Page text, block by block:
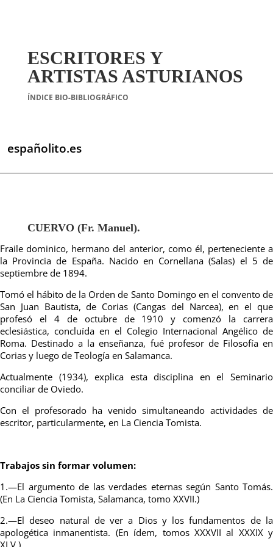
ESCRITORES Y
ARTISTAS ASTURIANOS
ÍNDICE BIO-BIBLIOGRÁFICO
españolito.es
CUERVO (Fr. Manuel).
Fraile dominico, hermano del anterior, como él, perteneciente a
la Provincia de España. Nacido en Cornellana (Salas) el 5 de
septiembre de 1894.
Tomó el hábito de la Orden de Santo Domingo en el convento de
San Juan Bautista, de Corias (Cangas del Narcea), en el que
profesó el 4 de octubre de 1910 y comenzó la carrera
eclesiástica, concluída en el Colegio Internacional Angélico de
Roma. Destinado a la enseñanza, fué profesor de Filosofía en
Corias y luego de Teología en Salamanca.
Actualmente (1934), explica esta disciplina en el Seminario
conciliar de Oviedo.
Con el profesorado ha venido simultaneando actividades de
escritor, particularmente, en La Ciencia Tomista.
Trabajos sin formar volumen:
1.—El argumento de las verdades eternas según Santo Tomás.
(En La Ciencia Tomista, Salamanca, tomo XXVII.)
2.—El deseo natural de ver a Dios y los fundamentos de la
apologética inmanentista. (En ídem, tomos XXXVII al XXXIX y
XLV.)